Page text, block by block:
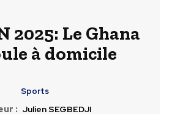
2025: Le Ghana
à domicile
Sports
: Julien SEGBEDJI